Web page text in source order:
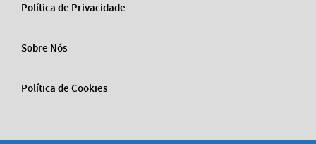
Política de Privacidade
Sobre Nós
Política de Cookies